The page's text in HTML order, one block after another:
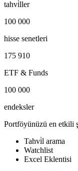
tahvi̇ller
100 000
hisse senetleri
175 910
ETF & Funds
100 000
endeksler
Portföyünüzü en etkili
Tahvi̇l arama
Watchlist
Excel Eklentisi